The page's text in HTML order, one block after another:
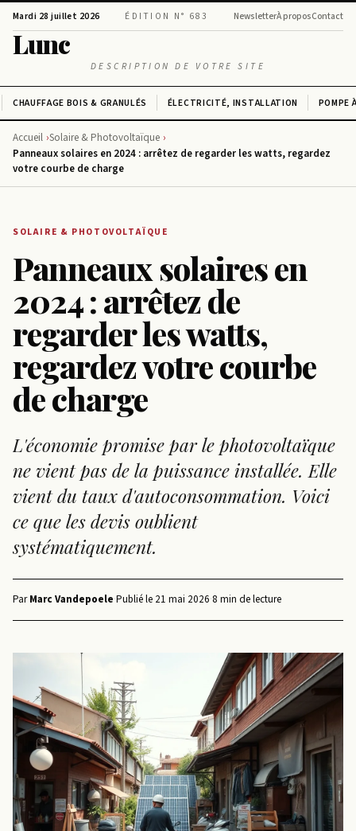
Mardi 28 juillet 2026 ÉDITION N° 683 NewsletterÀ proposContact
Lunc
DESCRIPTION DE VOTRE SITE
CHAUFFAGE BOIS & GRANULÉS ÉLECTRICITÉ, INSTALLATION POMPE
Accueil Solaire & Photovoltaïque
Panneaux solaires en 2024 : arrêtez de regarder les watts, regardez
votre courbe de charge
SOLAIRE & PHOTOVOLTAÏQUE
Panneaux solaires en
2024 : arrêtez de
regarder les watts,
regardez votre courbe
de charge
L'économie promise par le photovoltaïque
ne vient pas de la puissance installée. Elle
vient du taux d'autoconsommation. Voici
ce que les devis oublient
systématiquement.
ParMarc Vandepoele·Publié le 21 mai 2026·8 min de lecture